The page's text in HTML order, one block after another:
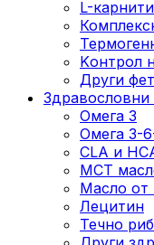
L-
Kонтрол
Други
Омега 3
Омега 3-
CLA и
МСТ
Масло от
Лецитин
Течно